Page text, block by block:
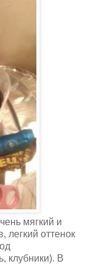
мягкий и
легкий оттенок
клубники). В